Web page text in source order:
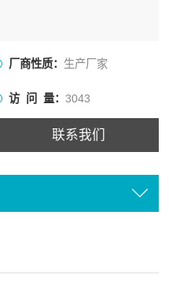
厂商性质： 生产厂家
访 问 量： 3043
联系我们